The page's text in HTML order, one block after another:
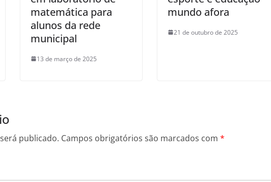
matemática para
alunos da rede
municipal
13 de março de 2025
mundo afora
21 de outubro de 2025
publicado. Campos obrigatórios são marcados com *